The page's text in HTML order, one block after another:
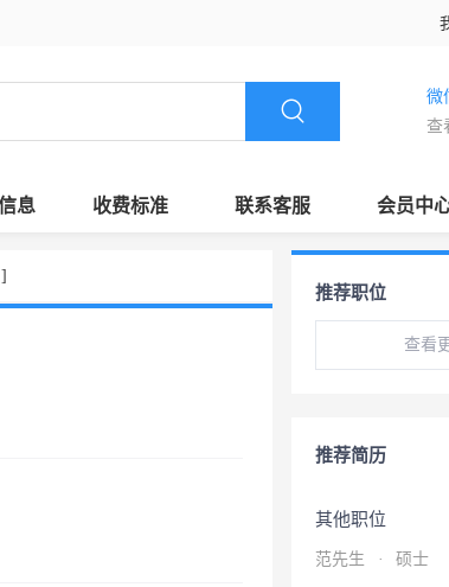
微
查
息 收费标准 联系客服 会员中
]
推荐职位
查看
推荐简历
其他职位
范先生 · 硕士